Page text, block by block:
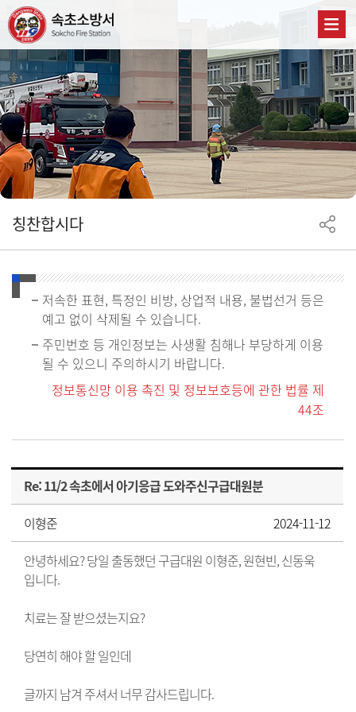
칭찬합시다
저속한 표현, 특정인 비방, 상업적 내용, 불법선거 등은
예고 없이 삭제될 수 있습니다.
주민번호 등 개인정보는 사생활 침해나 부당하게 이용
될 수 있으니 주의하시기 바랍니다.
정보통신망 이용 촉진 및 정보보호등에 관한 법률 제
44조
Re: 11/2 속초에서 아기응급 도와주신구급대원분
이형준
2024-11-12
안녕하세요? 당일 출동했던 구급대원 이형준, 원현빈, 신동욱
입니다.
치료는 잘 받으셨는지요?
당연히 해야 할 일인데
글까지 남겨 주셔서 너무 감사드립니다.